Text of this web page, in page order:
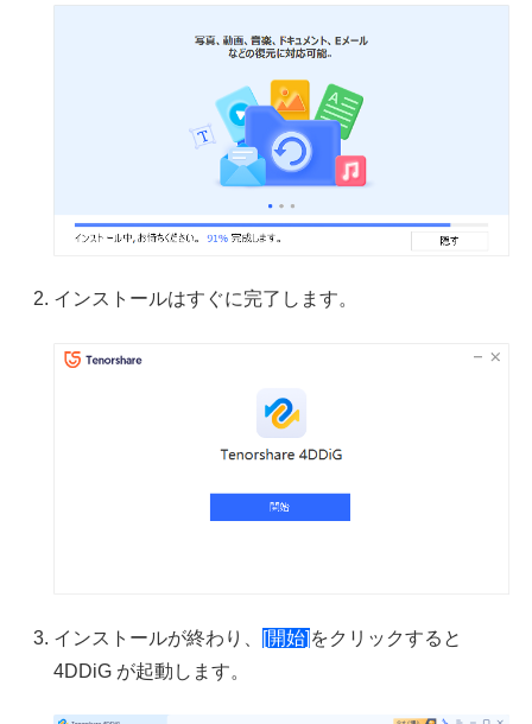
インストールはすぐに完了します。
インストールが終わり、 [開始] をクリックすると
4DDiG が起動します。